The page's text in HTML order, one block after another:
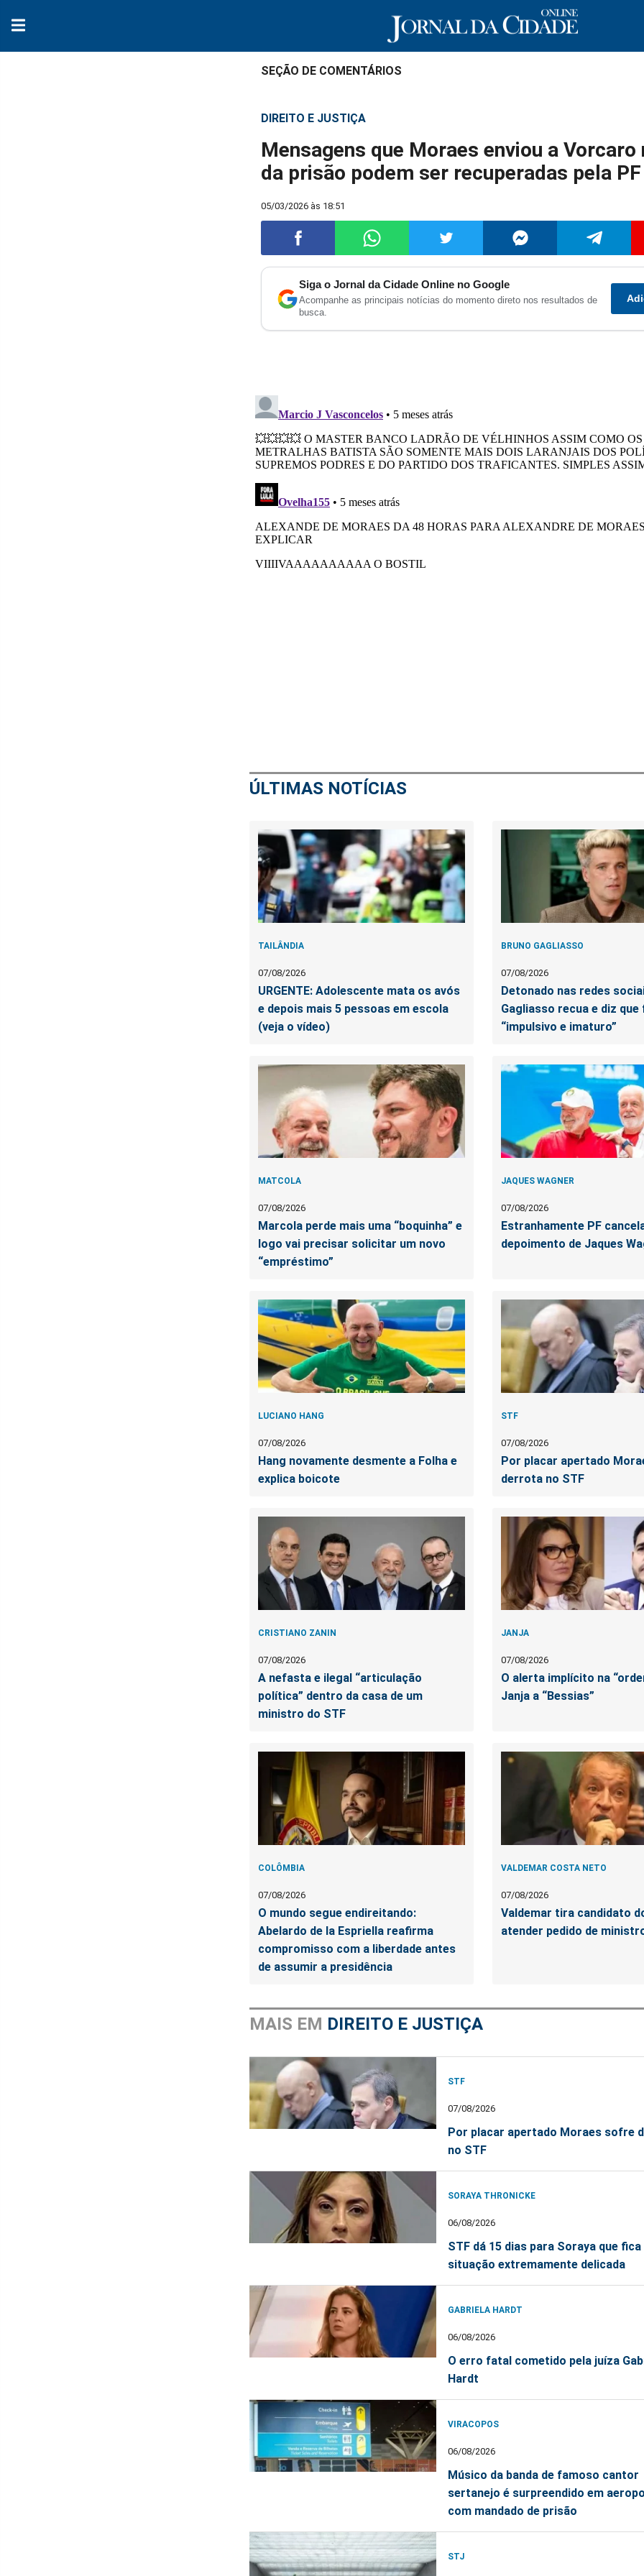
SEÇÃO DE COMENTÁRIOS
DIREITO E JUSTIÇA
Mensagens que Moraes enviou a Vorcaro
da prisão podem ser recuperadas pela PF
05/03/2026 às 18:51
CompartilharCompartilhar
Siga o Jornal da Cidade Online no Google
Acompanhe as principais notícias do momento direto nos resultados de
busca.
ÚLTIMAS NOTÍCIAS
TAILÂNDIA
07/08/2026
URGENTE: Adolescente mata os avós
e depois mais 5 pessoas em escola
(veja o vídeo)
BRUNO GAGLIASSO
07/08/2026
Detonado nas redes
Gagliasso recua e diz que
“impulsivo e imaturo”
MATCOLA
07/08/2026
Marcola perde mais uma “boquinha” e
logo vai precisar solicitar um novo
“empréstimo”
JAQUES WAGNER
07/08/2026
Estranhamente PF
depoimento de Jaques
LUCIANO HANG
07/08/2026
Hang novamente desmente a Folha e
explica boicote
STF
07/08/2026
Por placar apertado
derrota no STF
CRISTIANO ZANIN
07/08/2026
A nefasta e ilegal “articulação
política” dentro da casa de um
ministro do STF
JANJA
07/08/2026
O alerta implícito na
Janja a “Bessias”
COLÔMBIA
07/08/2026
O mundo segue endireitando:
Abelardo de la Espriella reafirma
compromisso com a liberdade antes
de assumir a presidência
VALDEMAR COSTA NETO
07/08/2026
Valdemar tira candidato
atender pedido de
MAIS EM DIREITO E JUSTIÇA
STF
07/08/2026
Por placar apertado Moraes sofre
no STF
SORAYA THRONICKE
06/08/2026
STF dá 15 dias para Soraya que fica
situação extremamente delicada
GABRIELA HARDT
06/08/2026
O erro fatal cometido pela juíza
Hardt
VIRACOPOS
06/08/2026
Músico da banda de famoso cantor
sertanejo é surpreendido em
com mandado de prisão
STJ